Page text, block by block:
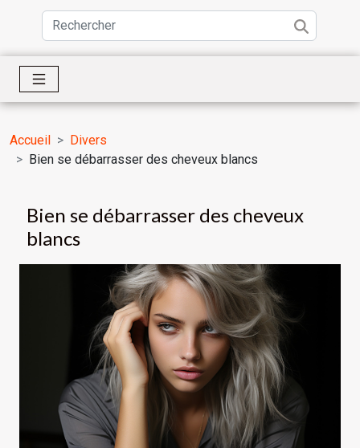
Accueil
Divers
Bien se débarrasser des cheveux blancs
Bien se débarrasser des cheveux
blancs